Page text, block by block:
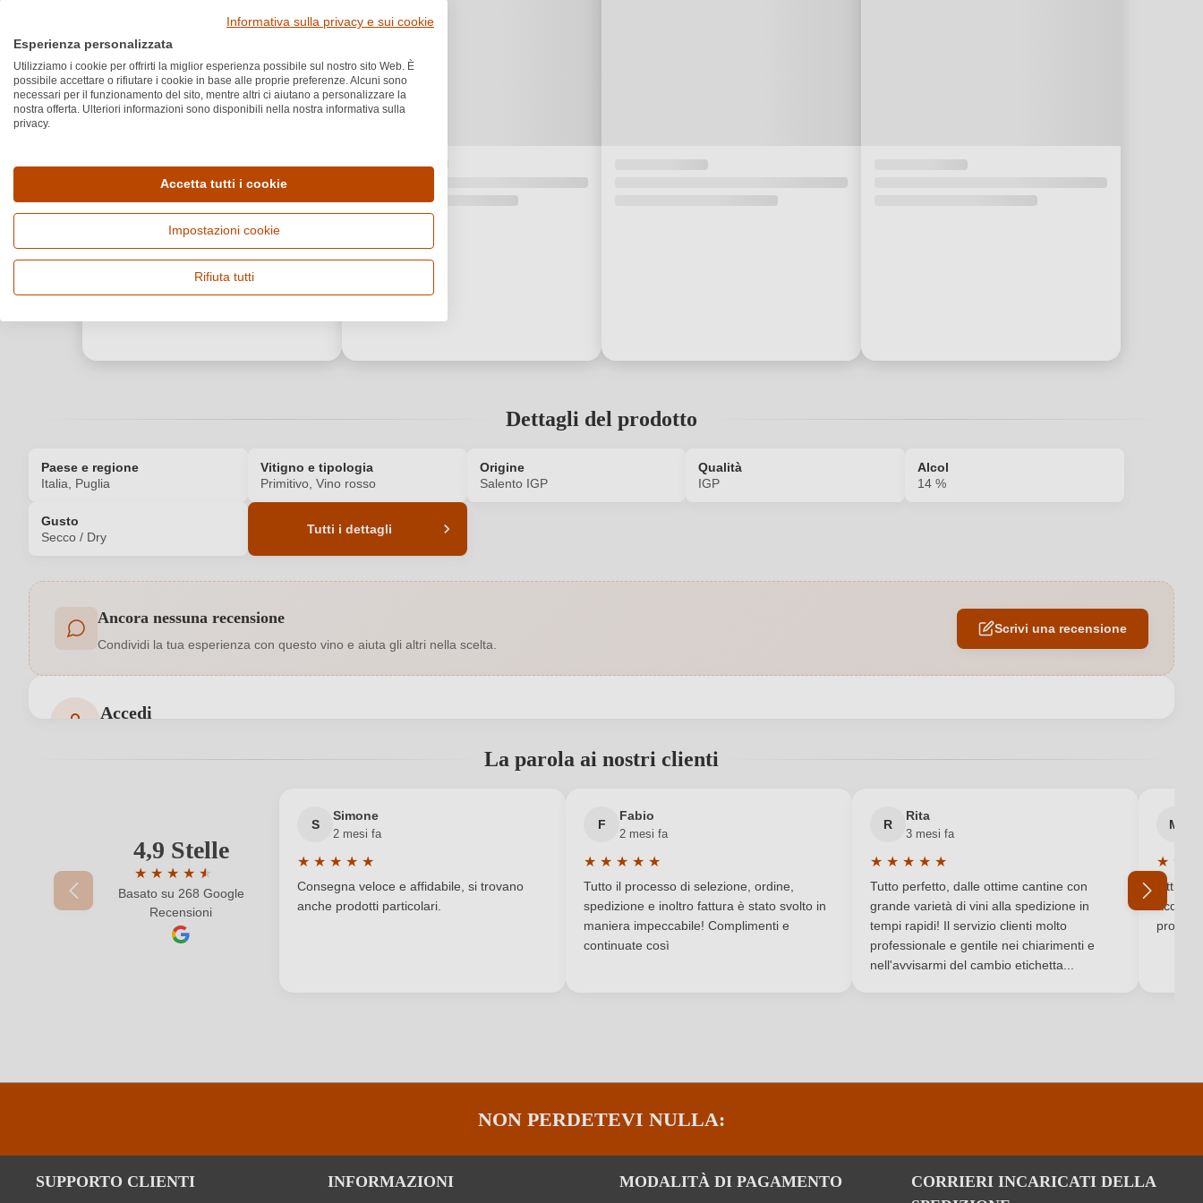
Dettagli del prodotto
Paese e regione
Italia, Puglia
Vitigno e tipologia
Primitivo, Vino rosso
Origine
Salento IGP
Qualità
IGP
Alcol
14 %
Gusto
Secco / Dry
Tutti i dettagli
Colore dell'uva 14 %
Formato Salento IGP
Tipo di vino Vino rosso
Ancora nessuna recensione
Condividi la tua esperienza con questo vino e aiuta gli altri nella scelta.
Scrivi una recensione
Accedi
Il tuo indirizzo e-mail
La tua password
Ho dimenticato la mia password.
La parola ai nostri clienti
4,9 Stelle
★ ★ ★ ★ ★
★
Valutazione media di 4.9 su 5 stelle
Basato su 268 Google
Recensioni
S
Simone
2 mesi fa
★ ★ ★ ★ ★
Valutazione media di 5 su 5 stelle
Consegna veloce e affidabile, si trovano
anche prodotti particolari.
F
Fabio
2 mesi fa
★ ★ ★ ★ ★
Valutazione media di 5 su 5 stelle
Tutto il processo di selezione, ordine,
spedizione e inoltro fattura è stato svolto in
maniera impeccabile! Complimenti e
continuate così
R
Rita
3 mesi fa
★ ★ ★ ★ ★
Valutazione media di 5 su 5 stelle
Tutto perfetto, dalle ottime cantine con
grande varietà di vini alla spedizione in
tempi rapidi! Il servizio clienti molto
professionale e gentile nei chiarimenti e
nell'avvisarmi del cambio etichetta...
M
★ ★
Ottimo
NON PERDETEVI NULLA:
SUPPORTO CLIENTI INFORMAZIONI MODALITÀ DI PAGAMENTO
CORRIERI INCARICATI DELLA
Informativa sulla privacy e sui cookie
Esperienza personalizzata
Utilizziamo i cookie per offrirti la miglior esperienza possibile sul nostro sito Web. È
possibile accettare o rifiutare i cookie in base alle proprie preferenze. Alcuni sono
necessari per il funzionamento del sito, mentre altri ci aiutano a personalizzare la
nostra offerta. Ulteriori informazioni sono disponibili nella nostra informativa sulla
privacy.
Accetta tutti i cookie
Impostazioni cookie
Rifiuta tutti